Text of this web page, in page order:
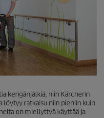
kengänjälkiä, niin Kärcherin
ratkaisu niin pieniin kuin
on miellyttvä käyttää ja